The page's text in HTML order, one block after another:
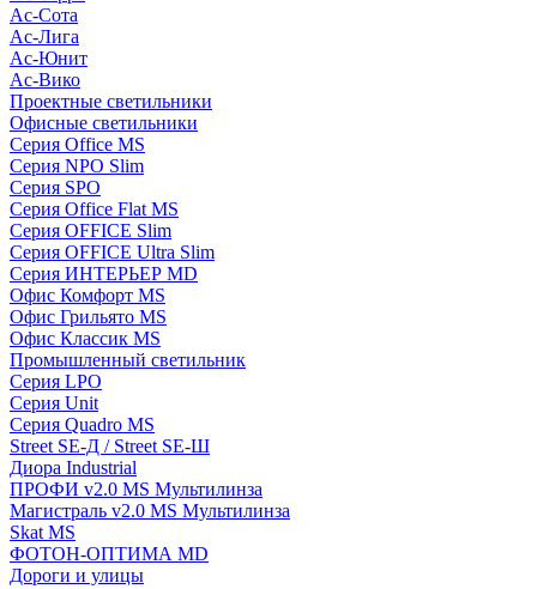
Ас-Сота
Ас-Лига
Ас-Юнит
Ас-Вико
Проектные светильники
Офисные светильники
Серия Office MS
Серия NPO Slim
Серия SPO
Серия Office Flat MS
Серия OFFICE Slim
Серия OFFICE Ultra Slim
Серия ИНТЕРЬЕР MD
Офис Комфорт MS
Офис Грильято MS
Офис Классик MS
Промышленный светильник
Серия LPO
Серия Unit
Серия Quadro MS
Street SE-Д / Street SE-Ш
Диора Industrial
ПРОФИ v2.0 MS Мультилинза
Магистраль v2.0 MS Мультилинза
Skat MS
ФОТОН-ОПТИМА MD
Дороги и улицы